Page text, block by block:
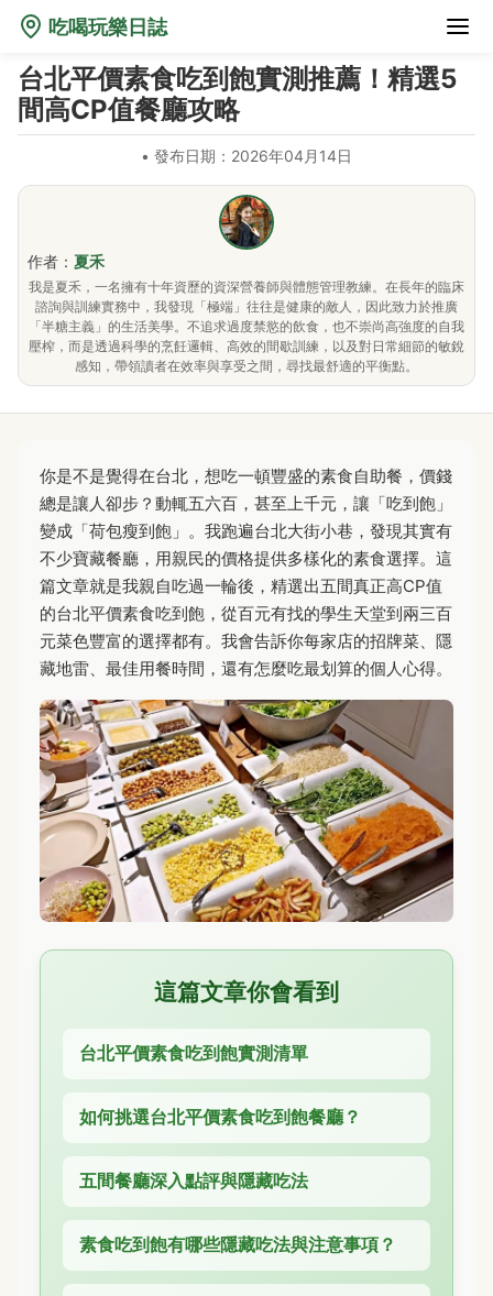
吃喝玩樂日誌
台北平價素食吃到飽實測推薦！精選5
間高CP值餐廳攻略
• 發布日期：2026年04月14日
作者： 夏禾
我是夏禾，一名擁有十年資歷的資深營養師與體態管理教練。在長年的臨床
諮詢與訓練實務中，我發現「極端」往往是健康的敵人，因此致力於推廣
「半糖主義」的生活美學。不追求過度禁慾的飲食，也不崇尚高強度的自我
壓榨，而是透過科學的烹飪邏輯、高效的間歇訓練，以及對日常細節的敏銳
感知，帶領讀者在效率與享受之間，尋找最舒適的平衡點。
你是不是覺得在台北，想吃一頓豐盛的素食自助餐，價錢
總是讓人卻步？動輒五六百，甚至上千元，讓「吃到飽」
變成「荷包瘦到飽」。我跑遍台北大街小巷，發現其實有
不少寶藏餐廳，用親民的價格提供多樣化的素食選擇。這
篇文章就是我親自吃過一輪後，精選出五間真正高CP值
的台北平價素食吃到飽，從百元有找的學生天堂到兩三百
元菜色豐富的選擇都有。我會告訴你每家店的招牌菜、隱
藏地雷、最佳用餐時間，還有怎麼吃最划算的個人心得。
這篇文章你會看到
台北平價素食吃到飽實測清單
如何挑選台北平價素食吃到飽餐廳？
五間餐廳深入點評與隱藏吃法
素食吃到飽有哪些隱藏吃法與注意事項？